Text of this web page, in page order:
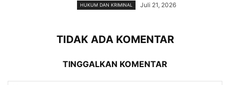
HUKUM DAN KRIMINAL Juli 21, 2026
TIDAK ADA KOMENTAR
TINGGALKAN KOMENTAR